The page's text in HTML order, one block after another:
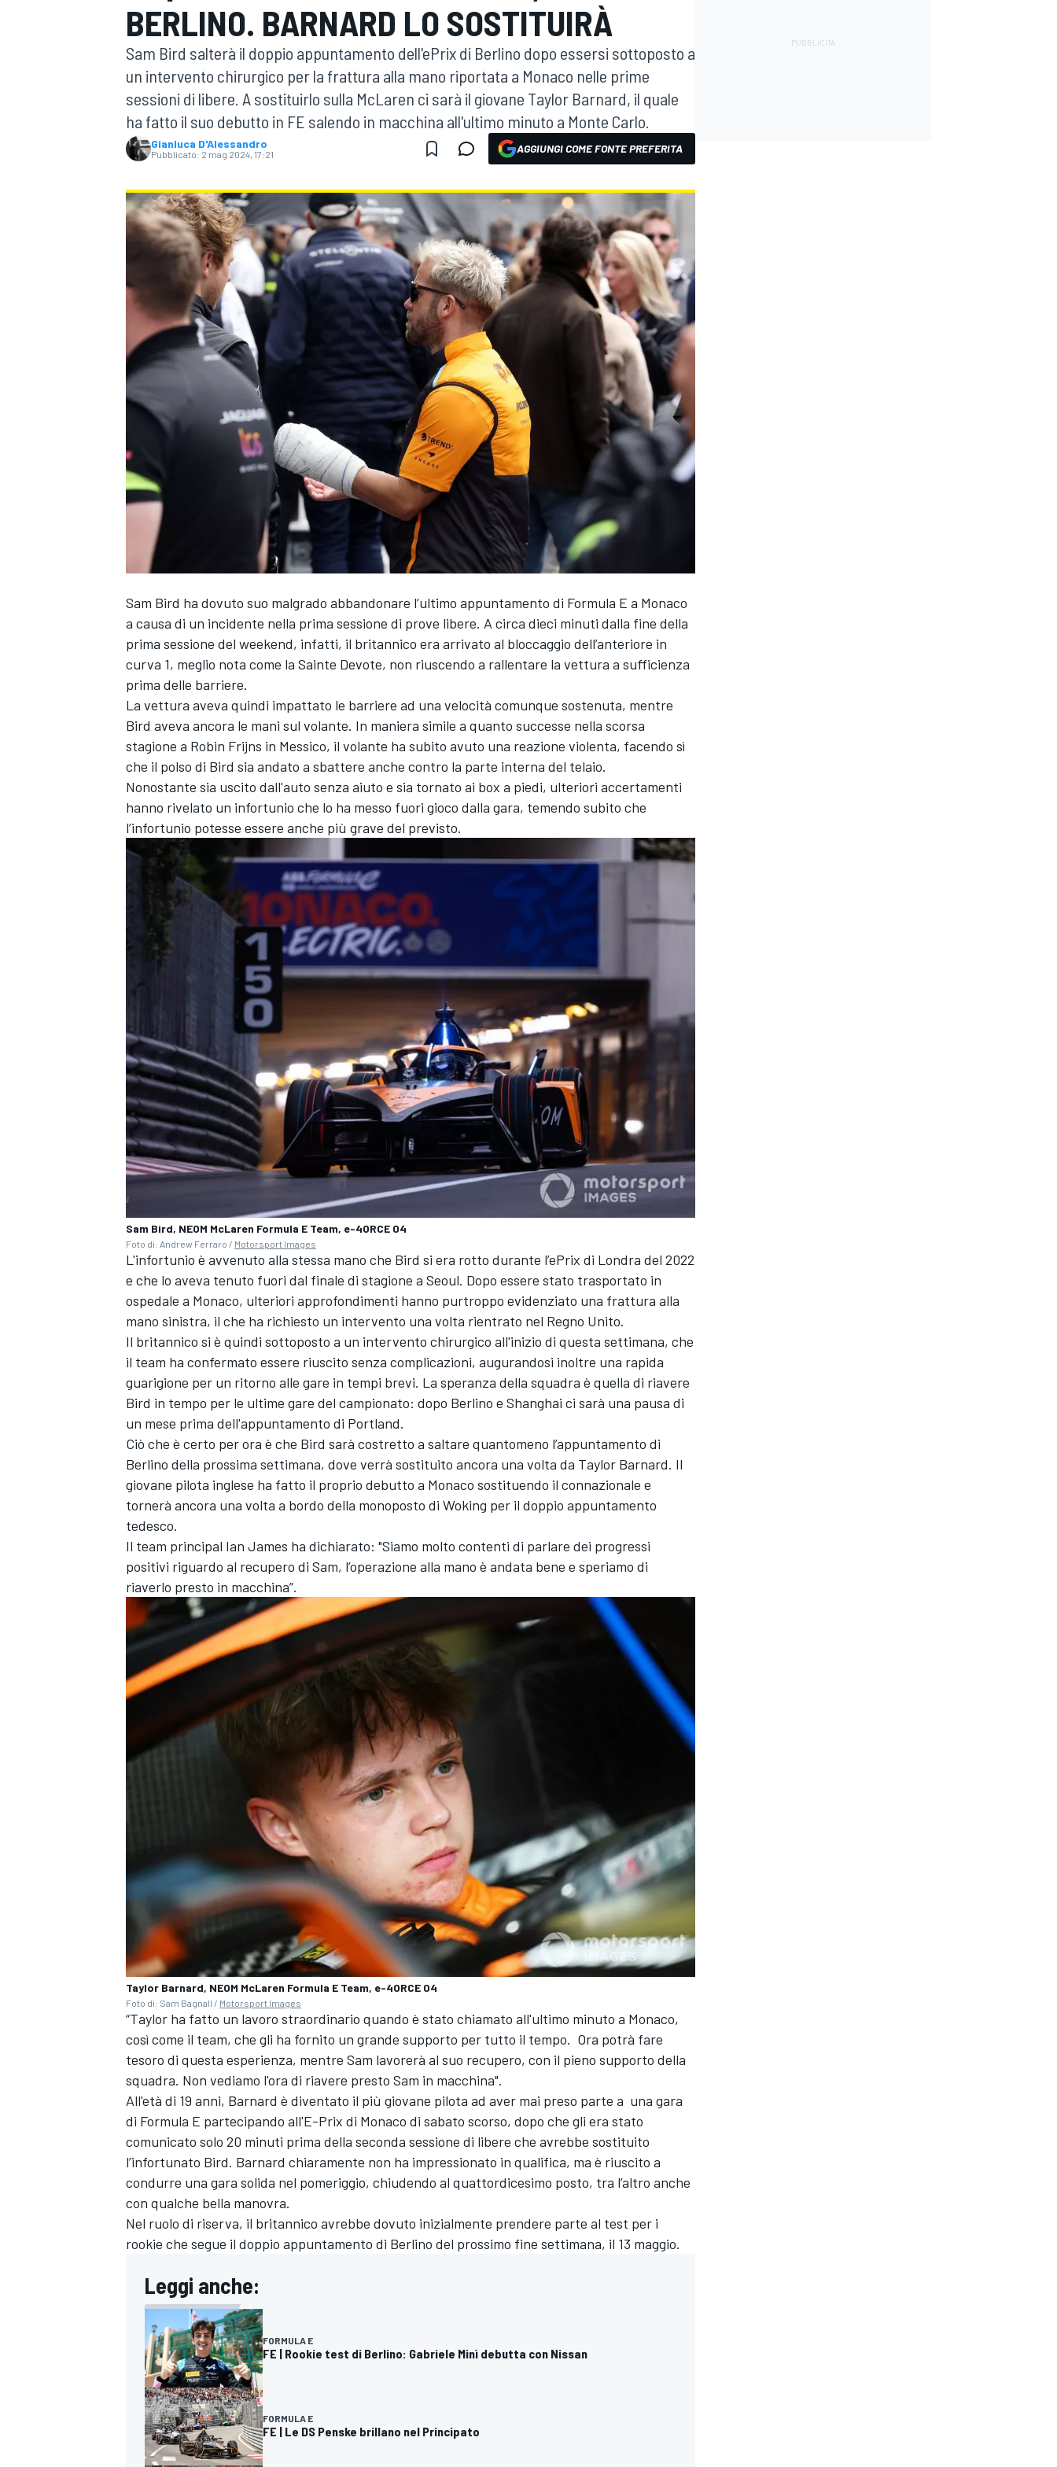
MOTOGP WEC
WRC
MONOPOSTO
ENDURANCE/GT
RALLY
BERLINO. BARNARD LO SOSTITUIRÀ
Sam Bird salterà il doppio appuntamento dell'ePrix di Berlino dopo essersi sottoposto a
un intervento chirurgico per la frattura alla mano riportata a Monaco nelle prime
sessioni di libere. A sostituirlo sulla McLaren ci sarà il giovane Taylor Barnard, il quale
ha fatto il suo debutto in FE salendo in macchina all'ultimo minuto a Monte Carlo.
Gianluca D'Alessandro
Pubblicato: 2 mag 2024, 17:21 AGGIUNGI COME FONTE PREFERITA
Sam Bird ha dovuto suo malgrado abbandonare l’ultimo appuntamento di Formula E a Monaco
a causa di un incidente nella prima sessione di prove libere. A circa dieci minuti dalla fine della
prima sessione del weekend, infatti, il britannico era arrivato al bloccaggio dell’anteriore in
curva 1, meglio nota come la Sainte Devote, non riuscendo a rallentare la vettura a sufficienza
prima delle barriere.
La vettura aveva quindi impattato le barriere ad una velocità comunque sostenuta, mentre
Bird aveva ancora le mani sul volante. In maniera simile a quanto successe nella scorsa
stagione a Robin Frijns in Messico, il volante ha subito avuto una reazione violenta, facendo sì
che il polso di Bird sia andato a sbattere anche contro la parte interna del telaio.
Nonostante sia uscito dall'auto senza aiuto e sia tornato ai box a piedi, ulteriori accertamenti
hanno rivelato un infortunio che lo ha messo fuori gioco dalla gara, temendo subito che
l’infortunio potesse essere anche più grave del previsto.
Sam Bird, NEOM McLaren Formula E Team, e-4ORCE 04
Foto di: Andrew Ferraro / Motorsport Images
L'infortunio è avvenuto alla stessa mano che Bird si era rotto durante l’ePrix di Londra del 2022
e che lo aveva tenuto fuori dal finale di stagione a Seoul. Dopo essere stato trasportato in
ospedale a Monaco, ulteriori approfondimenti hanno purtroppo evidenziato una frattura alla
mano sinistra, il che ha richiesto un intervento una volta rientrato nel Regno Unito.
Il britannico si è quindi sottoposto a un intervento chirurgico all'inizio di questa settimana, che
il team ha confermato essere riuscito senza complicazioni, augurandosi inoltre una rapida
guarigione per un ritorno alle gare in tempi brevi. La speranza della squadra è quella di riavere
Bird in tempo per le ultime gare del campionato: dopo Berlino e Shanghai ci sarà una pausa di
un mese prima dell'appuntamento di Portland.
Ciò che è certo per ora è che Bird sarà costretto a saltare quantomeno l’appuntamento di
Berlino della prossima settimana, dove verrà sostituito ancora una volta da Taylor Barnard. Il
giovane pilota inglese ha fatto il proprio debutto a Monaco sostituendo il connazionale e
tornerà ancora una volta a bordo della monoposto di Woking per il doppio appuntamento
tedesco.
Il team principal Ian James ha dichiarato: "Siamo molto contenti di parlare dei progressi
positivi riguardo al recupero di Sam, l’operazione alla mano è andata bene e speriamo di
riaverlo presto in macchina”.
Taylor Barnard, NEOM McLaren Formula E Team, e-4ORCE 04
Foto di: Sam Bagnall / Motorsport Images
“Taylor ha fatto un lavoro straordinario quando è stato chiamato all'ultimo minuto a Monaco,
così come il team, che gli ha fornito un grande supporto per tutto il tempo. Ora potrà fare
tesoro di questa esperienza, mentre Sam lavorerà al suo recupero, con il pieno supporto della
squadra. Non vediamo l'ora di riavere presto Sam in macchina".
All'età di 19 anni, Barnard è diventato il più giovane pilota ad aver mai preso parte a una gara
di Formula E partecipando all'E-Prix di Monaco di sabato scorso, dopo che gli era stato
comunicato solo 20 minuti prima della seconda sessione di libere che avrebbe sostituito
l’infortunato Bird. Barnard chiaramente non ha impressionato in qualifica, ma è riuscito a
condurre una gara solida nel pomeriggio, chiudendo al quattordicesimo posto, tra l’altro anche
con qualche bella manovra.
Nel ruolo di riserva, il britannico avrebbe dovuto inizialmente prendere parte al test per i
rookie che segue il doppio appuntamento di Berlino del prossimo fine settimana, il 13 maggio.
Leggi anche:
FORMULA E
FE | Rookie test di Berlino: Gabriele Minì debutta con Nissan
FORMULA E
FE | Le DS Penske brillano nel Principato